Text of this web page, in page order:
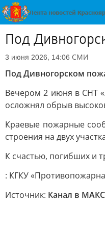
Под
3 июня 2026, 14:06 СМИ
Под Дивногорском
Вечером 2 июня в СНТ
осложнял обрыв
Краевые пожарные
строения на двух
К счастью, погибших и
: КГКУ
Источник: Канал в